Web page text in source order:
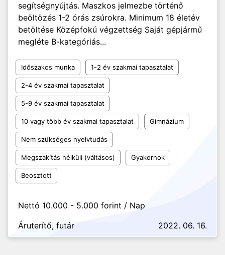
segítségnyújtás. Maszkos jelmezbe történő
beöltözés 1-2 órás zsúrokra. Minimum 18 életév
betöltése Középfokú végzettség Saját gépjármű
megléte B-kategóriás...
Időszakos munka 1-2 év szakmai tapasztalat
2-4 év szakmai tapasztalat
5-9 év szakmai tapasztalat
10 vagy több év szakmai tapasztalat Gimnázium
Nem szükséges nyelvtudás
Megszakítás nélküli (váltásos) Gyakornok
Beosztott
Nettó 10.000 - 5.000 forint / Nap
Áruterítő, futár
2022. 06. 16.